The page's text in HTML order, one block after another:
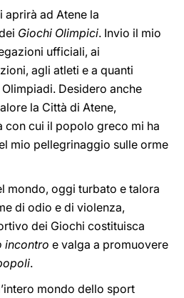
aprirà ad Atene la
Giochi Olimpici. Invio il mio
ufficiali, ai
agli atleti e a quanti
Desidero anche
la Città di Atene,
cui il popolo greco mi ha
mio pellegrinaggio sulle orme
mondo, oggi turbato e talora
di odio e di violenza,
dei Giochi costituisca
incontro e valga a promuovere
.
mondo dello sport